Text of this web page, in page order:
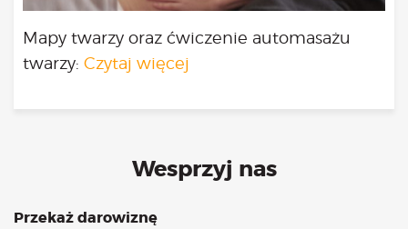
Mapy twarzy oraz ćwiczenie automasażu
twarzy: Czytaj więcej
Wesprzyj nas
Przekaż darowiznę